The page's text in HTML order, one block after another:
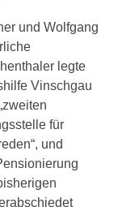
und Wolfgang
legte
Vinschgau
für
und